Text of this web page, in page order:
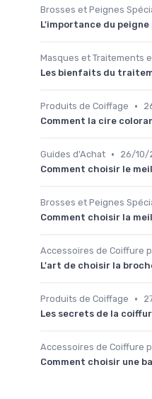
Brosses et Peignes
L'importance du
Masques et Traitements
Les bienfaits du
Produits de Coiffage •
Comment la cire
Guides d'Achat •
26/10/
Comment choisir le
Brosses et Peignes
Comment choisir la
Accessoires de Coiffure
L'art de choisir la
Produits de Coiffage •
Les secrets de la
Accessoires de Coiffure
Comment choisir une